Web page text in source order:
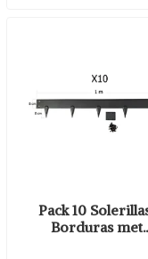
Pack 10
Borduras met..